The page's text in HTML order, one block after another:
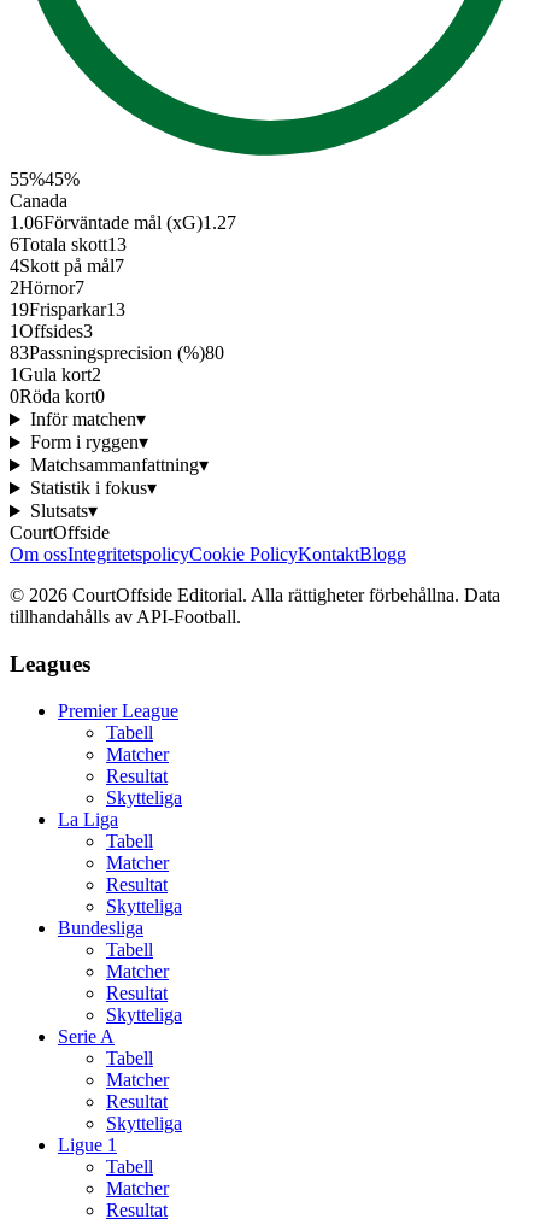
55%45%
Canada
1.06Förväntade mål (xG)1.27
6Totala skott13
4Skott på mål7
2Hörnor7
19Frisparkar13
1Offsides3
83Passningsprecision (%)80
1Gula kort2
0Röda kort0
Inför matchen▾
Form i ryggen▾
Matchsammanfattning▾
Statistik i fokus▾
Slutsats▾
CourtOffside
Om ossIntegritetspolicyCookie PolicyKontaktBlogg
© 2026 CourtOffside Editorial. Alla rättigheter förbehållna. Data
tillhandahålls av API-Football.
Leagues
Premier League
Tabell
Matcher
Resultat
Skytteliga
La Liga
Tabell
Matcher
Resultat
Skytteliga
Bundesliga
Tabell
Matcher
Resultat
Skytteliga
Serie A
Tabell
Matcher
Resultat
Skytteliga
Ligue 1
Tabell
Matcher
Resultat